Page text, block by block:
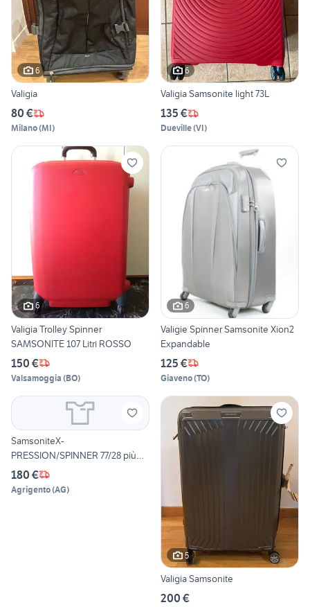
6
Valigia
80 €
Milano(MI)
6
Valigia Samsonite light 73L
135 €
Dueville(VI)
6
Valigia Trolley Spinner
SAMSONITE 107 Litri ROSSO
150 €
Valsamoggia (BO)
6
Valigie Spinner Samsonite Xion2
Expandable
125 €
Giaveno(TO)
SamsoniteX-
PRESSION/SPINNER 77/28 più
Trolley
180 €
Agrigento(AG)
5
Valigia Samsonite
200 €